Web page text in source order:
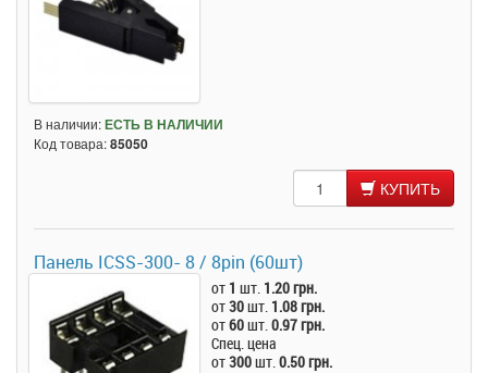
В наличии:ЕСТЬ В НАЛИЧИИ
Код товара:85050
КУПИТЬ
Панель ICSS-300- 8 / 8pin (60шт)
от 1 шт. 1.20 грн.
от30шт. 1.08 грн.
от60шт.0.97 грн.
Спец. цена
от300шт.0.50 грн.